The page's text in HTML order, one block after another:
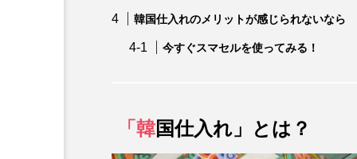
韓国仕入れのメリットが感じられないなら
今すぐスマセルを使ってみる！
「韓国仕入れ」とは？